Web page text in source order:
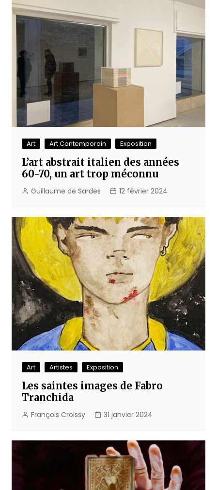
Art Art Contemporain Exposition
L’art abstrait italien des années
60-70, un art trop méconnu
Guillaume de Sardes 12 février 2024
Art Artistes Exposition
Les saintes images de Fabro
Tranchida
François Croissy 31 janvier 2024